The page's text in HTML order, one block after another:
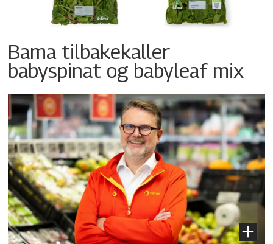
Bama tilbakekaller
babyspinat og babyleaf mix